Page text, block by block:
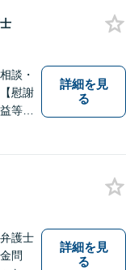
談・
慰謝
等の
詳細を見
る
護士
問
詳細を見
る